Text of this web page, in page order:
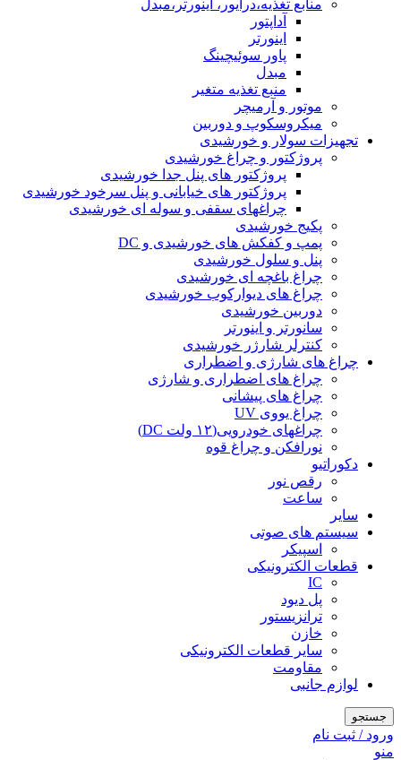
منابع تغذیه،درایور، اینورتر،مبدل
آداپتور
اینورتر
پاور سوئیچینگ
مبدل
منبع تغذیه متغیر
موتور و آرمیچر
میکروسکوپ و دوربین
تجهیزات سولار و خورشیدی
پروژکتور و چراغ خورشیدی
پروژکتور های پنل جدا خورشیدی
پروژکتور های خیابانی و پنل سرخود خورشیدی
چراغهای سقفی و سوله ای خورشیدی
پکیج خورشیدی
پمپ و کفکش های خورشیدی و DC
پنل و سلول خورشیدی
چراغ باغچه ای خورشیدی
چراغ های دیوارکوب خورشیدی
دوربین خورشیدی
سانورتر و اینورتر
کنترلر شارژر خورشیدی
چراغ های شارژی و اضطراری
چراغ های اضطراری و شارژی
چراغ های پیشانی
چراغ یووی UV
چراغهای خودرویی(۱۲ ولت DC)
نورافکن و چراغ قوه
دکوراتیو
رقص نور
ساعت
سایر
سیستم های صوتی
اسپیکر
قطعات الکترونیکی
IC
پل دیود
ترانزیستور
خازن
سایر قطعات الکترونیکی
مقاومت
لوازم جانبی
جستجو
ورود / ثبت نام
منو